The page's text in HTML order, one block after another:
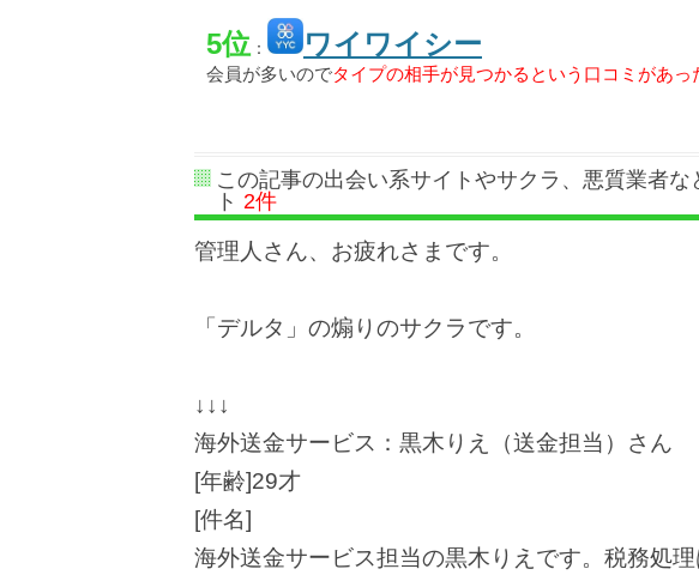
5位： ワイワイシー
会員が多いのでタイプの相手が見つかるという口コミがあっ
この記事の出会い系サイトやサクラ、悪質業者
ト 2件
管理人さん、お疲れさまです。
「デルタ」の煽りのサクラです。
↓↓↓
海外送金サービス：黒木りえ（送金担当）さん
[年齢]29才
[件名]
海外送金サービス担当の黒木りえです。税務処